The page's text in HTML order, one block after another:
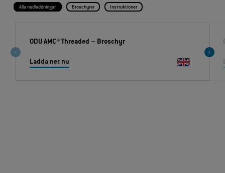
Alla nedladdningar Broschyrer Instruktioner
ODU AMC® Threaded – Broschyr
Ladda ner nu